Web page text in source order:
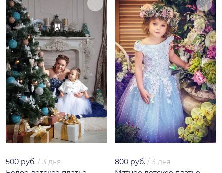
500 руб. / 3 дня
800 руб. / 3 дня